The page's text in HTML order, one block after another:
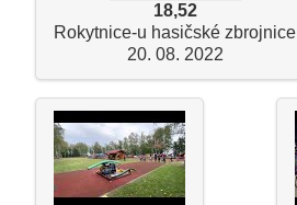
18,52
Rokytnice-u hasičské zbrojnice
20. 08. 2022